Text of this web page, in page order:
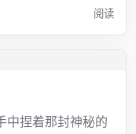
阅读
中捏着那封神秘的